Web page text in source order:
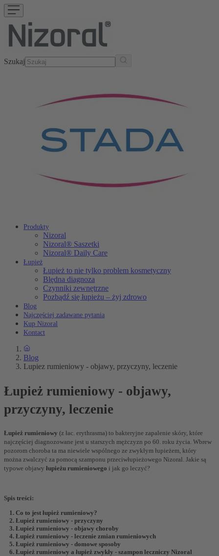
Szukaj
Produkty
Nizoral
Nizoral® Saszetki
Nizoral® Daily Care
Łupież
Łupież to nie tylko problem kosmetyczny
Blędna diagnoza
Czynniki zewnętrzne
Pozbądź się łupieżu – żyj zdrowo
Blog
Najczęściej zadawane pytania
Kup Nizoral
Kontact
Blog
Lupiez rumieniowy - objawy, przyczyny, leczenie
Łupież rumieniowy - objawy,
przyczyny, leczenie
Łupież rumieniowy (z łac. erythrasma) to bakteryjne zapalenie skóry, które
najczęściej diagnozowane jest u starszych mężczyzn po 60. roku życia. Wbrew
pozorom choroba ta ma niewiele wspólnego ze zwykłym łupieżem, który
można zwalczyć za pomocą szamponu przeciwłupieżowego Nizoral. Jakie są
typowe objawy łupieżu rumieniowego i jak go leczyć?
Spis treści:
Co to jest łupież rumieniowy?
Łupież rumieniowy - przyczyny
Łupież rumieniowy - objawy choroby
Łupież rumieniowy - leczenie zmian rumieniowych
Łupież rumieniowy - domowe sposoby
Łupież rumieniowy a łupież zwykły - szampon leczniczy Nizoral